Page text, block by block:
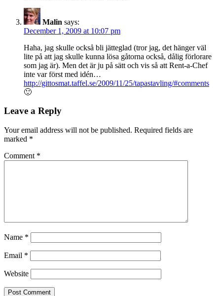
Malin says:
December 1, 2009 at 10:07 pm
Haha, jag skulle också bli jätteglad (tror jag, det hänger väl
lite på att jag skulle kunna lösa gåtorna också, dålig förlorare
som jag är). Men det är ju på sätt och vis så att Rent-a-Chef
inte var först med idén…
http://gittosmat.taffel.se/2009/11/25/tapastavling/#comments
🙂
Leave a Reply
Your email address will not be published. Required fields are
marked *
Comment *
Name *
Email *
Website